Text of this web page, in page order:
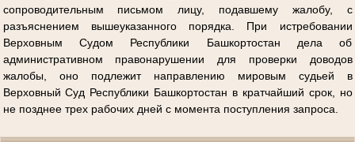
сопроводительным письмом лицу, подавшему жалобу, с
разъяснением вышеуказанного порядка. При истребовании
Верховным Судом Республики Башкортостан дела об
административном правонарушении для проверки доводов
жалобы, оно подлежит направлению мировым судьей в
Верховный Суд Республики Башкортостан в кратчайший срок, но
не позднее трех рабочих дней с момента поступления запроса.